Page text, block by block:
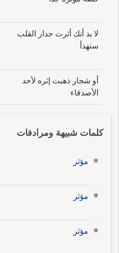
لا بد أنك أثرت جدار القلب
ستهدأ
أو شجار ذهبت إثره لأحد
الأصدقاء
كلمات شبيهة ومرادفات
مؤثر
مؤثر
مؤثر